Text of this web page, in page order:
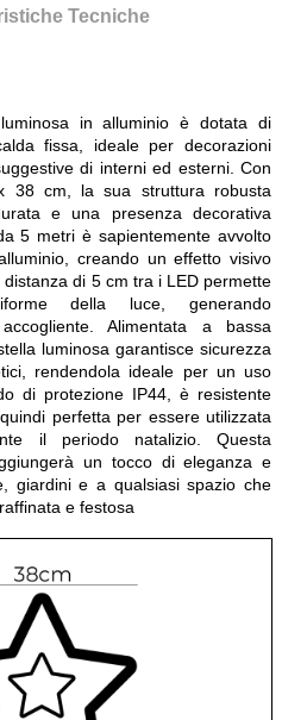
Tecniche
in alluminio è dotata di
fissa, ideale per decorazioni
di interni ed esterni. Con
38 cm, la sua struttura robusta
e una presenza decorativa
5 metri è sapientemente avvolto
creando un effetto visivo
di 5 cm tra i LED permette
della luce, generando
Alimentata a bassa
luminosa garantisce sicurezza
rendendola ideale per un uso
di protezione IP44, è resistente
perfetta per essere utilizzata
il periodo natalizio. Questa
un tocco di eleganza e
giardini e a qualsiasi spazio che
e festosa